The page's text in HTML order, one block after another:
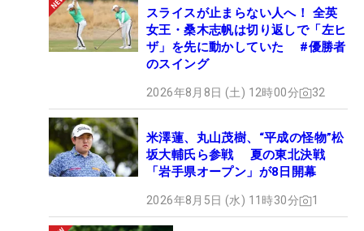
スライスが止まらない人へ！ 全英
女王・桑木志帆は切り返しで「左ヒ
ザ」を先に動かしていた #優勝者
のスイング
2026年8月8日 (土) 12時00分 32
米澤蓮、丸山茂樹、“平成の怪物”松
坂大輔氏ら参戦 夏の東北決戦
「岩手県オープン」が8日開幕
2026年8月5日 (水) 11時30分 1